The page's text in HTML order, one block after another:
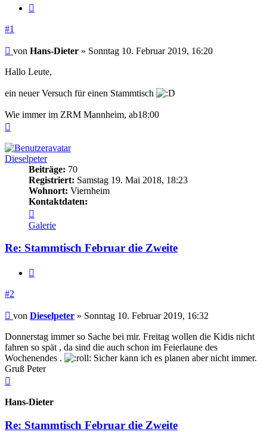
#1
Beitrag
von Hans-Dieter » Sonntag 10. Februar 2019, 16:20
Hallo Leute,
ein neuer Versuch für einen Stammtisch
Wie immer im ZRM Mannheim, ab18:00
Dieselpeter
Beiträge: 70
Registriert: Samstag 19. Mai 2018, 18:23
Wohnort: Viernheim
Kontaktdaten:
von
Dieselpeter
Galerie
Re: Stammtisch Februar die Zweite
#2
Beitrag
von Dieselpeter » Sonntag 10. Februar 2019, 16:32
Donnerstag immer so Sache bei mir. Freitag wollen die Kidis nicht
fahren so spät , da sind die auch schon im Feierlaune des
Wochenendes .
Sicher kann ich es planen aber nicht immer.
Gruß Peter
Hans-Dieter
Re: Stammtisch Februar die Zweite